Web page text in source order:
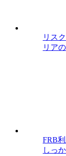
リス
リア
FRB
しっ